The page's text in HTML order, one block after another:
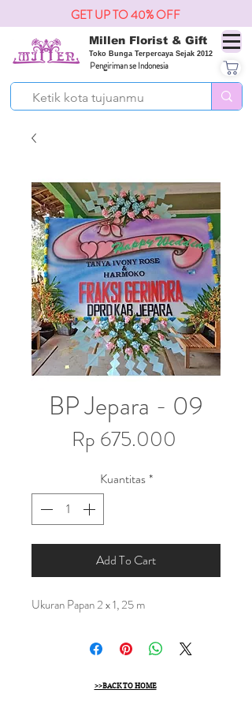
Millen Florist & Gift
Toko Bunga Terpercaya Sejak 2012
Pengiriman se Indonesia
GET UP TO 40% OFF
BP Jepara - 09
Rp 675.000
Kuantitas*
Add To Cart
Ukuran Papan 2 x 1, 25 m
>>BACK TO HOME